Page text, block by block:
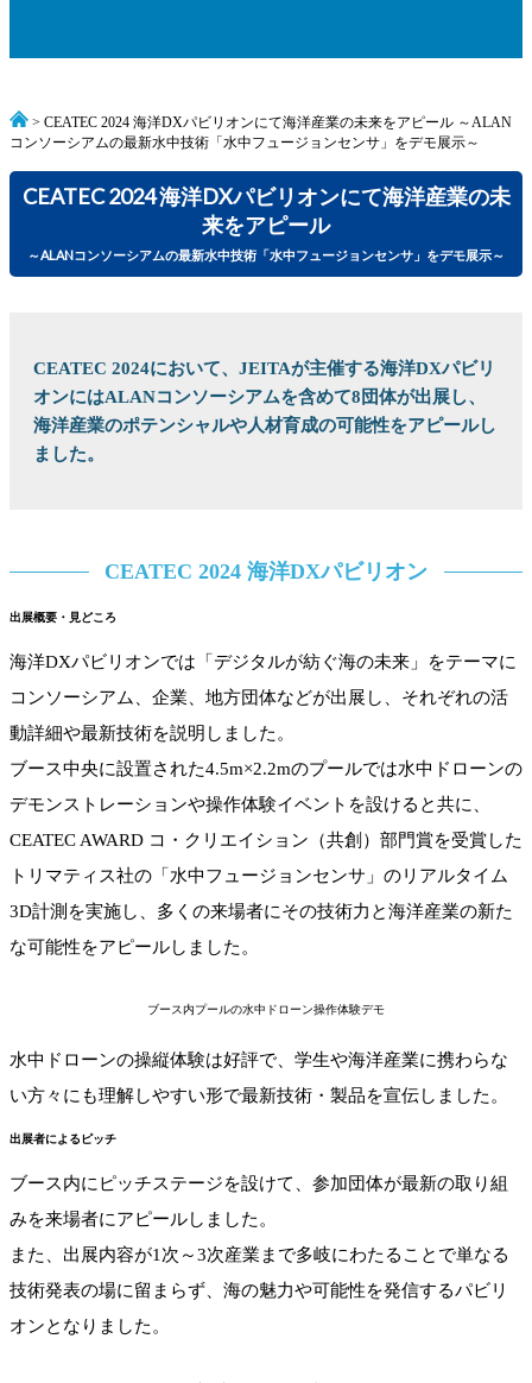
> CEATEC 2024 海洋DXパビリオンにて海洋産業の未来をアピール ～ALAN
コンソーシアムの最新水中技術「水中フュージョンセンサ」をデモ展示～
CEATEC 2024 海洋DXパビリオンにて海洋産業の未
来をアピール
～ALANコンソーシアムの最新水中技術「水中フュージョンセンサ」をデモ展示～
CEATEC 2024において、JEITAが主催する海洋DXパビリ
オンにはALANコンソーシアムを含めて8団体が出展し、
海洋産業のポテンシャルや人材育成の可能性をアピールし
ました。
CEATEC 2024 海洋DXパビリオン
出展概要・見どころ
海洋DXパビリオンでは「デジタルが紡ぐ海の未来」をテーマに
コンソーシアム、企業、地方団体などが出展し、それぞれの活
動詳細や最新技術を説明しました。
ブース中央に設置された4.5m×2.2mのプールでは水中ドローンの
デモンストレーションや操作体験イベントを設けると共に、
CEATEC AWARD コ・クリエイション（共創）部門賞を受賞した
トリマティス社の「水中フュージョンセンサ」のリアルタイム
3D計測を実施し、多くの来場者にその技術力と海洋産業の新た
な可能性をアピールしました。
ブース内プールの水中ドローン操作体験デモ
水中ドローンの操縦体験は好評で、学生や海洋産業に携わらな
い方々にも理解しやすい形で最新技術・製品を宣伝しました。
出展者によるピッチ
ブース内にピッチステージを設けて、参加団体が最新の取り組
みを来場者にアピールしました。
また、出展内容が1次～3次産業まで多岐にわたることで単なる
技術発表の場に留まらず、海の魅力や可能性を発信するパビリ
オンとなりました。